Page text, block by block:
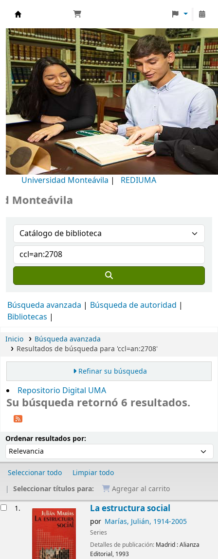
Biblioteca Universidad Monteávila
Universidad Monteávila | REDIUMA
Búsqueda avanzada
Búsqueda de autoridad
Bibliotecas
Inicio
Búsqueda avanzada
Resultados de búsqueda para 'ccl=an:2708'
Refinar su búsqueda
Repositorio Digital UMA
Su búsqueda retornó 6 resultados.
Ordenar resultados por:
Seleccionar todo
Limpiar todo
Seleccionar títulos para:
Agregar al carrito
1. La estructura social
por Marías, Julián, 1914-2005
Series
Detalles de publicación: Madrid :Alianza
Editorial, 1993